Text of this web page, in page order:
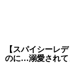
【スパイシーレ
のに…溺愛されて